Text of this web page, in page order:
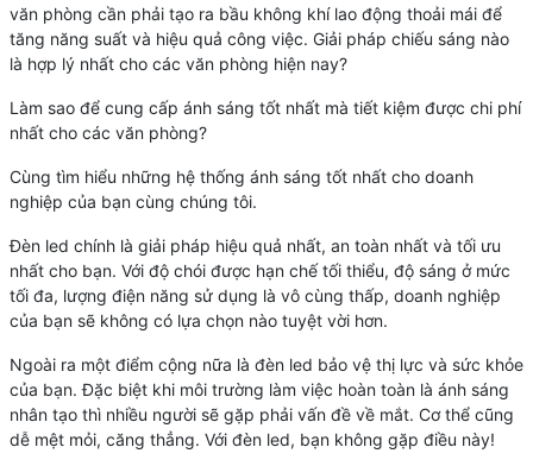
văn phòng cần phải tạo ra bầu không khí lao động thoải mái để
tăng năng suất và hiệu quả công việc. Giải pháp chiếu sáng nào
là hợp lý nhất cho các văn phòng hiện nay?
Làm sao để cung cấp ánh sáng tốt nhất mà tiết kiệm được chi phí
nhất cho các văn phòng?
Cùng tìm hiểu những hệ thống ánh sáng tốt nhất cho doanh
nghiệp của bạn cùng chúng tôi.
Đèn led chính là giải pháp hiệu quả nhất, an toàn nhất và tối ưu
nhất cho bạn. Với độ chói được hạn chế tối thiểu, độ sáng ở mức
tối đa, lượng điện năng sử dụng là vô cùng thấp, doanh nghiệp
của bạn sẽ không có lựa chọn nào tuyệt vời hơn.
Ngoài ra một điểm cộng nữa là đèn led bảo vệ thị lực và sức khỏe
của bạn. Đặc biệt khi môi trường làm việc hoàn toàn là ánh sáng
nhân tạo thì nhiều người sẽ gặp phải vấn đề về mắt. Cơ thể cũng
dễ mệt mỏi, căng thẳng. Với đèn led, bạn không gặp điều này!